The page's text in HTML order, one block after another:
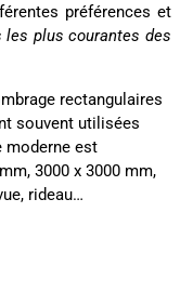
préférences et
les plus courantes des
rectangulaires
souvent utilisées
moderne est
3000 x 3000 mm,
rideau…